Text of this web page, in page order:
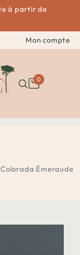
à partir de
Mon compte
0
Émeraude